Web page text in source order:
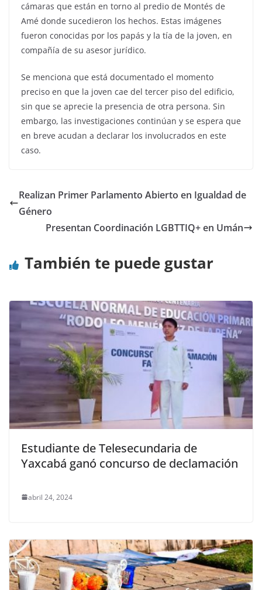
cámaras que están en torno al predio de Montés de
Amé donde sucedieron los hechos. Estas imágenes
fueron conocidas por los papás y la tía de la joven, en
compañía de su asesor jurídico.
Se menciona que está documentado el momento
preciso en que la joven cae del tercer piso del edificio,
sin que se aprecie la presencia de otra persona. Sin
embargo, las investigaciones continúan y se espera que
en breve acudan a declarar los involucrados en este
caso.
Realizan Primer Parlamento Abierto en Igualdad de
Género
Presentan Coordinación LGBTTIQ+ en Umán
También te puede gustar
Estudiante de Telesecundaria de
Yaxcabá ganó concurso de declamación
abril 24, 2024